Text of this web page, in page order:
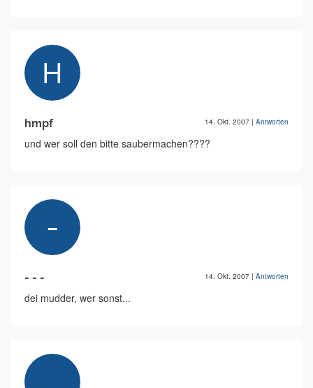
hmpf 14. Okt. 2007 | Antworten
und wer soll den bitte saubermachen????
- - - 14. Okt. 2007 | Antworten
dei mudder, wer sonst...